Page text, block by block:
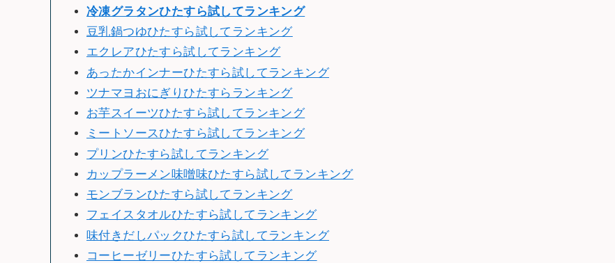
冷凍グラタンひたすら試してランキング
豆乳鍋つゆひたすら試してランキング
エクレアひたすら試してランキング
あったかインナーひたすら試してランキング
ツナマヨおにぎりひたすらランキング
お芋スイーツひたすら試してランキング
ミートソースひたすら試してランキング
プリンひたすら試してランキング
カップラーメン味噌味ひたすら試してランキング
モンブランひたすら試してランキング
フェイスタオルひたすら試してランキング
味付きだしパックひたすら試してランキング
コーヒーゼリーひたすら試してランキング